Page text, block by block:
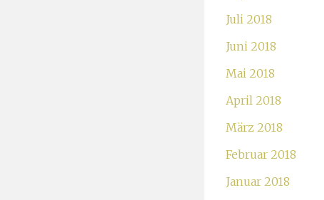
Juli 2018
Juni 2018
Mai 2018
April 2018
März 2018
Februar 2018
Januar 2018